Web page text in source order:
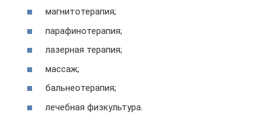
магнитотерапия;
парафинотерапия;
лазерная терапия;
массаж;
бальнеотерапия;
лечебная физкультура.